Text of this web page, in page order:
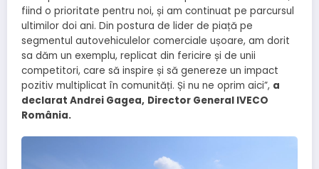
fiind o prioritate pentru noi, și am continuat pe parcursul
ultimilor doi ani. Din postura de lider de piață pe
segmentul autovehiculelor comerciale ușoare, am dorit
sa dăm un exemplu, replicat din fericire și de unii
competitori, care să inspire și să genereze un impact
pozitiv multiplicat în comunități. Și nu ne oprim aici”, a
declarat Andrei Gagea, Director General IVECO
România.